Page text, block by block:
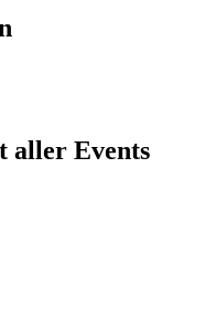
aller Events